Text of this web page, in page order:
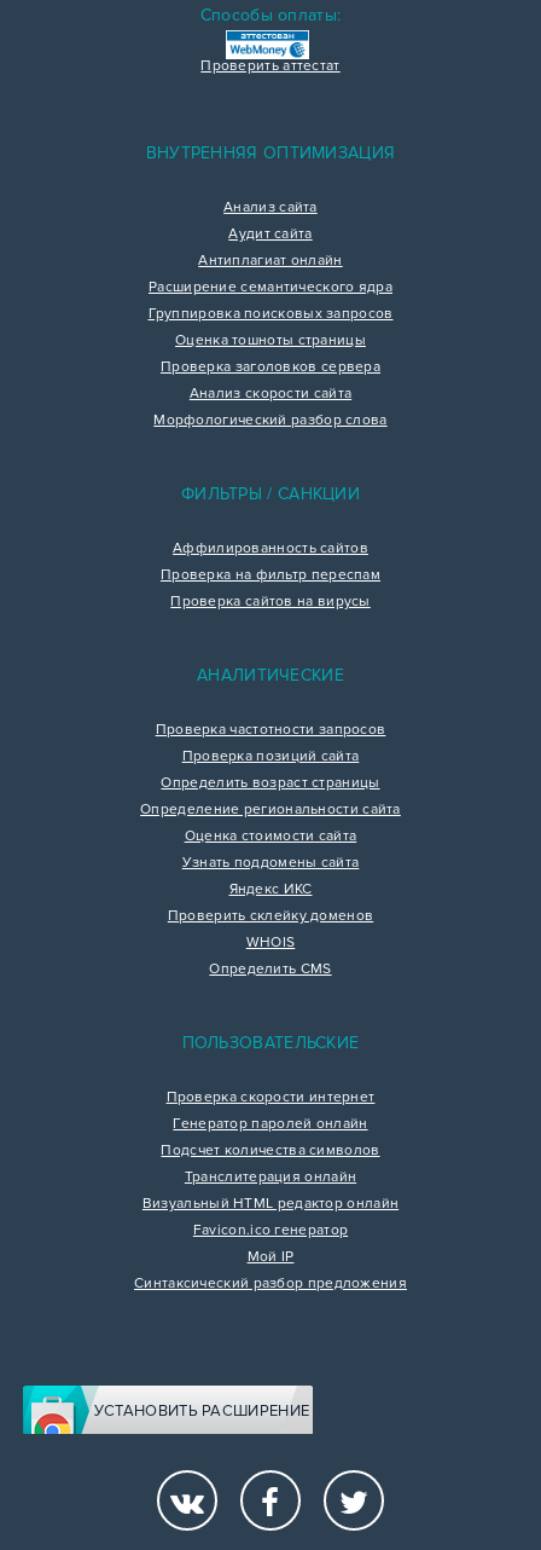
Способы оплаты:
Проверить аттестат
ВНУТРЕННЯЯ ОПТИМИЗАЦИЯ
Анализ сайта
Аудит сайта
Антиплагиат онлайн
Расширение семантического ядра
Группировка поисковых запросов
Оценка тошноты страницы
Проверка заголовков сервера
Анализ скорости сайта
Морфологический разбор слова
ФИЛЬТРЫ / САНКЦИИ
Аффилированность сайтов
Проверка на фильтр переспам
Проверка сайтов на вирусы
АНАЛИТИЧЕСКИЕ
Проверка частотности запросов
Проверка позиций сайта
Определить возраст страницы
Определение региональности сайта
Оценка стоимости сайта
Узнать поддомены сайта
Яндекс ИКС
Проверить склейку доменов
WHOIS
Определить CMS
ПОЛЬЗОВАТЕЛЬСКИЕ
Проверка скорости интернет
Генератор паролей онлайн
Подсчет количества символов
Транслитерация онлайн
Визуальный HTML редактор онлайн
Favicon.ico генератор
Мой IP
Синтаксический разбор предложения
УСТАНОВИТЬ РАСШИРЕНИЕ